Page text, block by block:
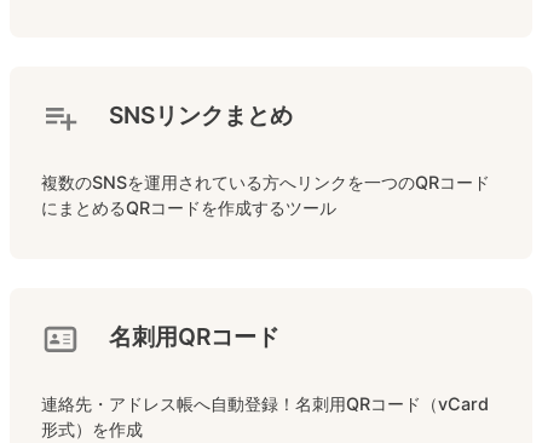
SNSリンクまとめ
複数のSNSを運用されている方へリンクを一つのQRコード
にまとめるQRコードを作成するツール
名刺用QRコード
連絡先・アドレス帳へ自動登録！名刺用QRコード（vCard
形式）を作成